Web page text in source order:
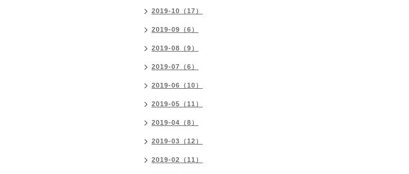
2019-10（17）
2019-09（6）
2019-08（9）
2019-07（6）
2019-06（10）
2019-05（11）
2019-04（8）
2019-03（12）
2019-02（11）